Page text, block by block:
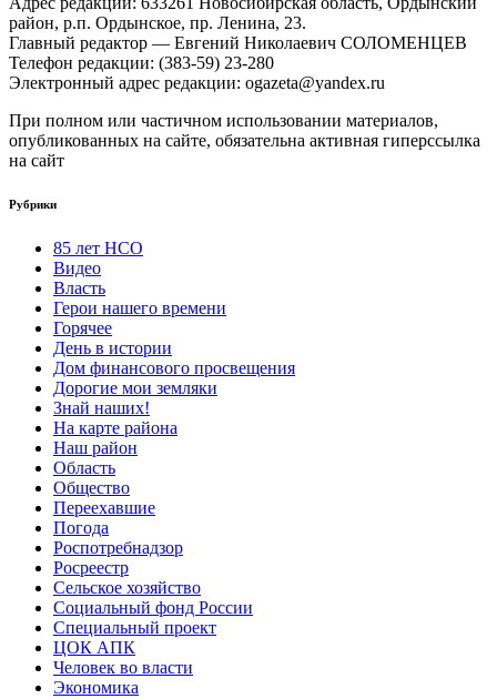
район, р.п. Ордынское, пр. Ленина, 23.
Главный редактор — Евгений Николаевич СОЛОМЕНЦЕВ
Телефон редакции: (383-59) 23-280
Электронный адрес редакции: ogazeta@yandex.ru
При полном или частичном использовании материалов,
опубликованных на сайте, обязательна активная гиперссылка
на сайт
Рубрики
85 лет НСО
Видео
Власть
Герои нашего времени
Горячее
День в истории
Дом финансового просвещения
Дорогие мои земляки
Знай наших!
На карте района
Наш район
Область
Общество
Переехавшие
Погода
Роспотребнадзор
Росреестр
Сельское хозяйство
Социальный фонд России
Специальный проект
ЦОК АПК
Человек во власти
Экономика